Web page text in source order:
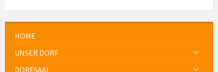
HOME
UNSER DORF
DORFSAAL